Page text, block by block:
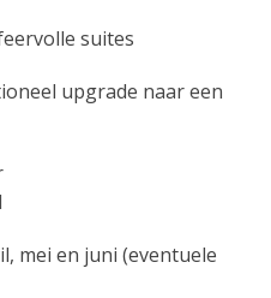
suites
upgrade naar een
mei en juni (eventuele